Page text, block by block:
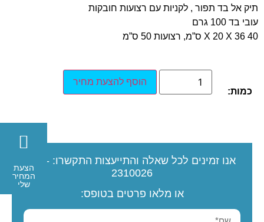
תיק אל בד תפור , לקניות עם רצועות חובקות
עובי בד 100 גרם
40 X 20 X 36 ס”מ, רצועות 50 ס”מ
כמות:
הוסף להצעת מחיר
אנו זמינים לכל שאלה והתייעצות התקשרו: 077-
2310026
או מלאו פרטים בטופס:
הצעת
המחיר
שלי